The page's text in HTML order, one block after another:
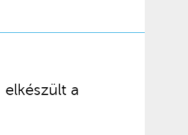
elkészült a